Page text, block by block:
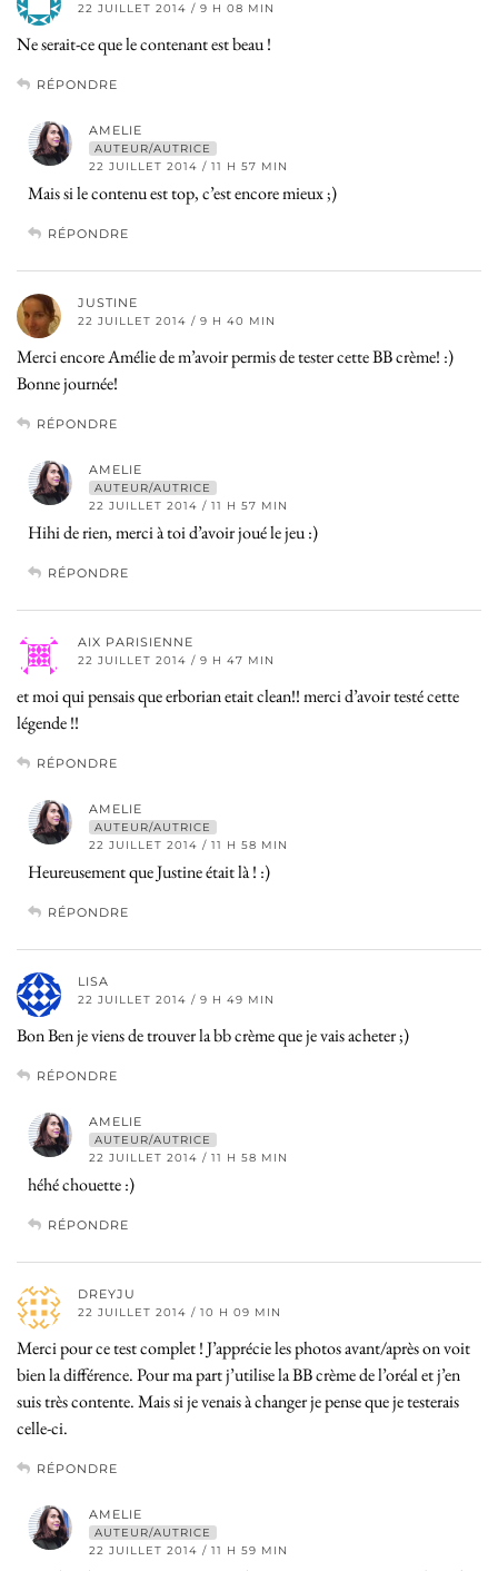
22 JUILLET 2014 / 9 H 08 MIN
Ne serait-ce que le contenant est beau !
RÉPONDRE
AMELIE
AUTEUR/AUTRICE
22 JUILLET 2014 / 11 H 57 MIN
Mais si le contenu est top, c’est encore mieux ;)
RÉPONDRE
JUSTINE
22 JUILLET 2014 / 9 H 40 MIN
Merci encore Amélie de m’avoir permis de tester cette BB crème! :)
Bonne journée!
RÉPONDRE
AMELIE
AUTEUR/AUTRICE
22 JUILLET 2014 / 11 H 57 MIN
Hihi de rien, merci à toi d’avoir joué le jeu :)
RÉPONDRE
AIX PARISIENNE
22 JUILLET 2014 / 9 H 47 MIN
et moi qui pensais que erborian etait clean!! merci d’avoir testé cette
légende !!
RÉPONDRE
AMELIE
AUTEUR/AUTRICE
22 JUILLET 2014 / 11 H 58 MIN
Heureusement que Justine était là ! :)
RÉPONDRE
LISA
22 JUILLET 2014 / 9 H 49 MIN
Bon Ben je viens de trouver la bb crème que je vais acheter ;)
RÉPONDRE
AMELIE
AUTEUR/AUTRICE
22 JUILLET 2014 / 11 H 58 MIN
héhé chouette :)
RÉPONDRE
DREYJU
22 JUILLET 2014 / 10 H 09 MIN
Merci pour ce test complet ! J’apprécie les photos avant/après on voit
bien la différence. Pour ma part j’utilise la BB crème de l’oréal et j’en
suis très contente. Mais si je venais à changer je pense que je testerais
celle-ci.
RÉPONDRE
AMELIE
AUTEUR/AUTRICE
22 JUILLET 2014 / 11 H 59 MIN